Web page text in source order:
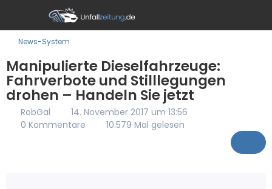
News-System
Manipulierte Dieselfahrzeuge:
Fahrverbote und Stilllegungen
drohen – Handeln Sie jetzt
RobGal
14. November 2017 um 13:56
0 Kommentare
10.579 Mal gelesen